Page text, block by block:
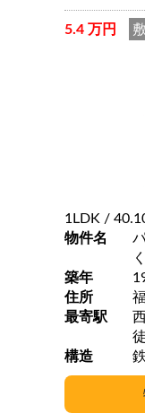
5.4 万円 敷
1LDK /
物件名
築年
住所
最寄駅
構造